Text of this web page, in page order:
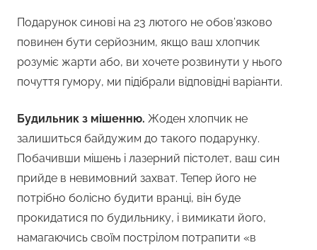
Подарунок синові на 23 лютого не обов’язково
повинен бути серйозним, якщо ваш хлопчик
розуміє жарти або, ви хочете розвинути у нього
почуття гумору, ми підібрали відповідні варіанти.
Будильник з мішенню. Жоден хлопчик не
залишиться байдужим до такого подарунку.
Побачивши мішень і лазерний пістолет, ваш син
прийде в невимовний захват. Тепер його не
потрібно болісно будити вранці, він буде
прокидатися по будильнику, і вимикати його,
намагаючись своїм пострілом потрапити «в